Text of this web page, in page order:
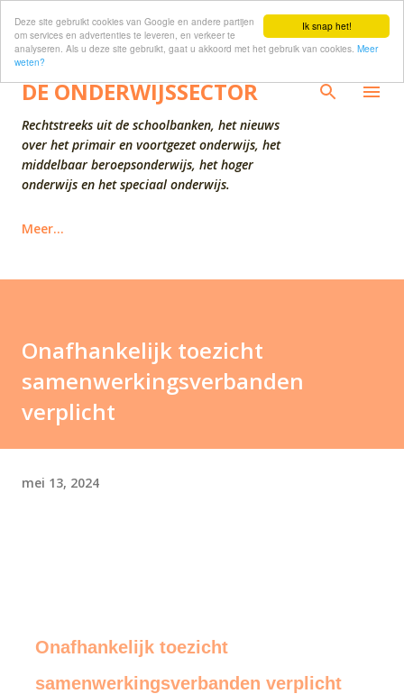
Ik snap het!
Deze site gebruikt cookies van Google en andere partijen
om services en advertenties te leveren, en verkeer te
analyseren. Als u deze site gebruikt, gaat u akkoord met het gebruik van cookies. Meer
weten?
Doorgaan naar hoofdcontent
DE ONDERWIJSSECTOR
Rechtstreeks uit de schoolbanken, het nieuws
over het primair en voortgezet onderwijs, het
middelbaar beroepsonderwijs, het hoger
onderwijs en het speciaal onderwijs.
Meer…
Onafhankelijk toezicht
samenwerkingsverbanden
verplicht
mei 13, 2024
Onafhankelijk toezicht
samenwerkingsverbanden verplicht